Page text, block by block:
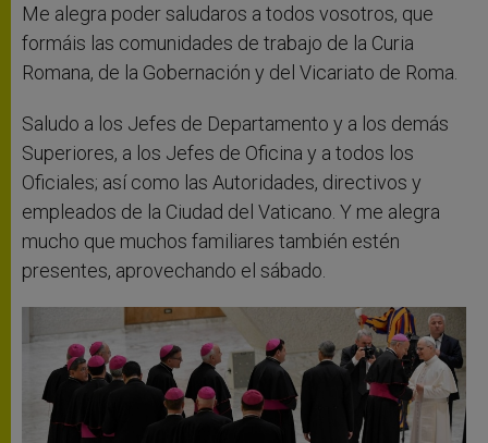
Me alegra poder saludaros a todos vosotros, que
formáis las comunidades de trabajo de la Curia
Romana, de la Gobernación y del Vicariato de Roma.
Saludo a los Jefes de Departamento y a los demás
Superiores, a los Jefes de Oficina y a todos los
Oficiales; así como las Autoridades, directivos y
empleados de la Ciudad del Vaticano. Y me alegra
mucho que muchos familiares también estén
presentes, aprovechando el sábado.